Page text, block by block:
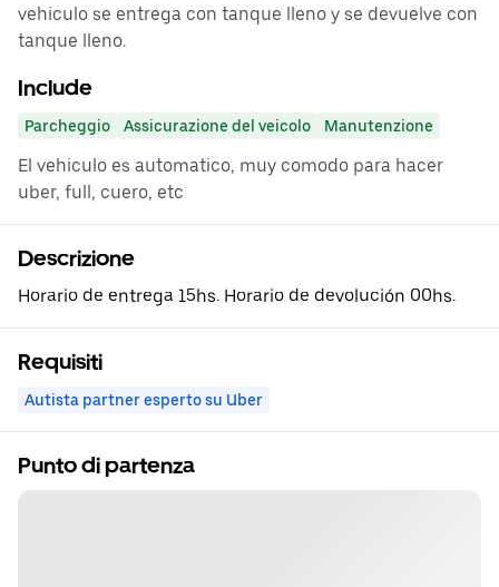
vehiculo se entrega con tanque lleno y se devuelve con
tanque lleno.
Include
Parcheggio Assicurazione del veicolo Manutenzione
El vehiculo es automatico, muy comodo para hacer
uber, full, cuero, etc
Descrizione
Horario de entrega 15hs. Horario de devolución 00hs.
Requisiti
Autista partner esperto su Uber
Punto di partenza